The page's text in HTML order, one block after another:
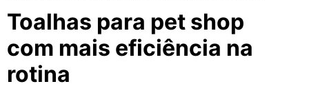
Toalhas para pet shop
com mais eficiência na
rotina